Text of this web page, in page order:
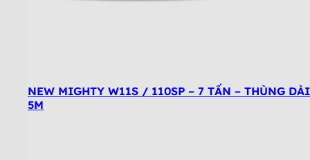
NEW MIGHTY W11S / 110SP – 7 TẤN – THÙNG DÀI
5M